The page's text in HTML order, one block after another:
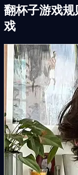
翻杯子游戏
戏